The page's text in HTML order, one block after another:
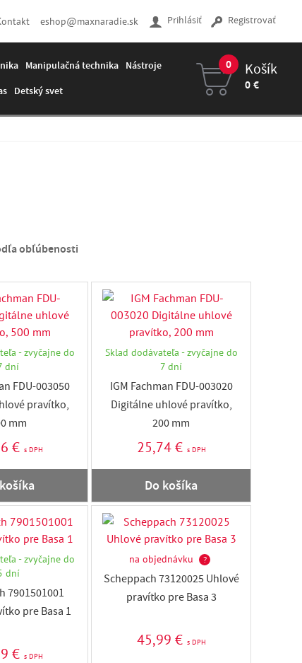
eshop@maxnaradie.sk Prihlásiť Registrovať
0 Košík
0 €
Manipulačná technika Nástroje
Detský svet
obľúbenosti
- zvyčajne do
dní
FDU-003050
pravítko,
mm
€ s DPH
Sklad dodávateľa - zvyčajne do
7 dní
IGM Fachman FDU-003020
Digitálne uhlové pravítko,
200 mm
25,74 € s DPH
Do košíka
- zvyčajne do
dní
7901501001
pre Basa 1
€ s DPH
na objednávku ?
Scheppach 73120025 Uhlové
pravítko pre Basa 3
45,99 € s DPH